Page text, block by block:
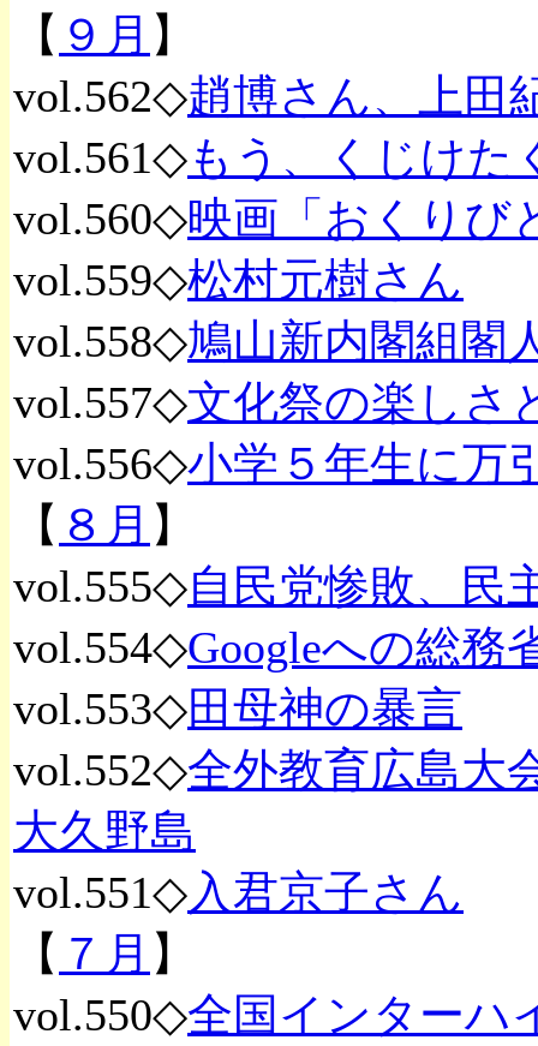
【 ９月 】
vol.562◇趙博さん、上田
vol.561◇もう、くじけた
vol.560◇映画「おくりび
vol.559◇松村元樹さん
vol.558◇鳩山新内閣組閣
vol.557◇文化祭の楽しさ
vol.556◇小学５年生に万
【 ８月 】
vol.555◇自民党惨敗、民
vol.554◇Googleへの総務
vol.553◇田母神の暴言
vol.552◇全外教育広島大
大久野島
vol.551◇入君京子さん
【 ７月 】
vol.550◇全国インターハ